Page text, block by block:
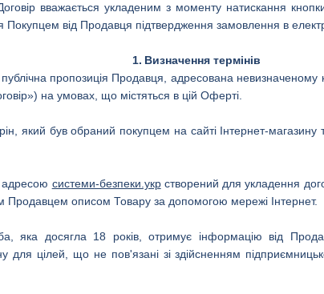
вважається укладеним з моменту натискання
Покупцем від Продавця підтвердження замовлення в
1. Визначення термінів
пропозиція Продавця, адресована невизначеному
на умовах, що містяться в цій Оферті.
який був обраний покупцем на сайті Інтернет-
адресою системи-безпеки.укрстворений для укладення
Продавцем описом Товару за допомогою мережі Інтернет.
яка досягла 18 років, отримує інформацію від
для цілей, що не пов'язані зі здійсненням